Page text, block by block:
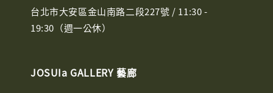
台北市大安區金山南路二段227號 / 11:30 -
19:30（週一公休）
JOSUIa GALLERY 藝廊